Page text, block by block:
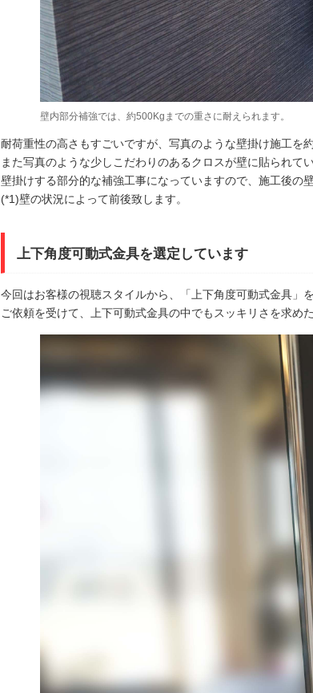
壁内部分補強では、約500Kgまでの重さに耐えられます。
耐荷重性の高さもすごいですが、写真のような壁掛け施工を
また写真のような少しこだわりのあるクロスが壁に貼られて
壁掛けする部分的な補強工事になっていますので、施工後の
(*1)壁の状況によって前後致します。
上下角度可動式金具を選定しています
今回はお客様の視聴スタイルから、「上下角度可動式金具」
ご依頼を受けて、上下可動式金具の中でもスッキリさを求め